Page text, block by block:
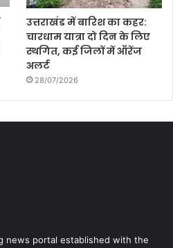
उत्तराखंड में बारिश का कहर:
चारधाम यात्रा दो दिन के लिए
स्थगित, कई जिलों में ऑरेंज
अलर्ट
28/07/2026
news portal established with the